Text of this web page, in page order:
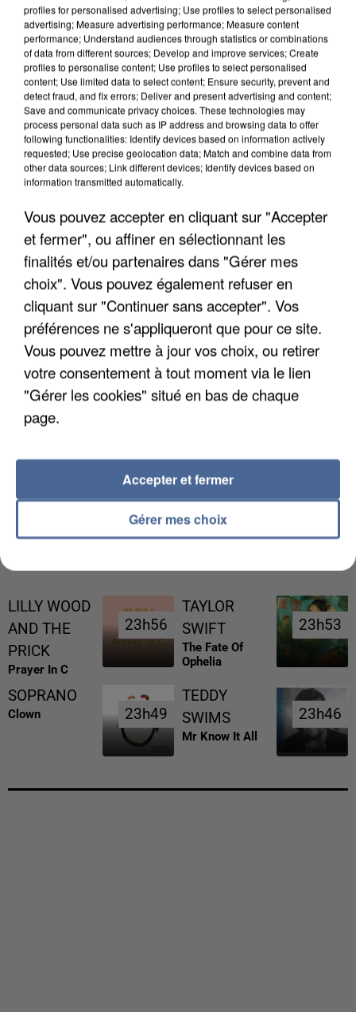
APRÈS TOUTES CES CANICULES, LES REFUGES
DE FAUNE SAUVAGE SONT...
L’UN DES FONDATEURS SUPPOSÉS DE LA DZ
MAFIA INTERPELLÉ EN ALGÉRIE
LILLY WOOD
AND THE
PRICK
Prayer In C
23h56
23h56
TAYLOR
SWIFT
The Fate Of
Ophelia
23h53
23h53
SOPRANO
Clown 23h49
23h49
TEDDY
SWIMS
Mr Know It All
23h46
23h46
profiles for personalised advertising; Use profiles to select personalised
advertising; Measure advertising performance; Measure content
performance; Understand audiences through statistics or combinations
of data from different sources; Develop and improve services; Create
profiles to personalise content; Use profiles to select personalised
content; Use limited data to select content; Ensure security, prevent and
detect fraud, and fix errors; Deliver and present advertising and content;
Save and communicate privacy choices. These technologies may
process personal data such as IP address and browsing data to offer
following functionalities: Identify devices based on information actively
requested; Use precise geolocation data; Match and combine data from
other data sources; Link different devices; Identify devices based on
information transmitted automatically.
Vous pouvez accepter en cliquant sur "Accepter
et fermer", ou affiner en sélectionnant les
finalités et/ou partenaires dans "Gérer mes
choix". Vous pouvez également refuser en
cliquant sur "Continuer sans accepter". Vos
préférences ne s'appliqueront que pour ce site.
Vous pouvez mettre à jour vos choix, ou retirer
votre consentement à tout moment via le lien
"Gérer les cookies" situé en bas de chaque
page.
Gérer mes choix
Accepter et fermer